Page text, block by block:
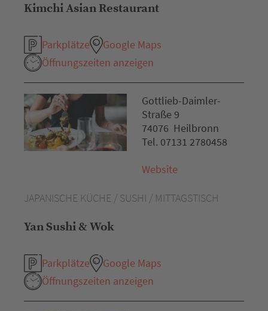
Kimchi Asian Restaurant
Parkplätze
Google Maps
Öffnungszeiten anzeigen
JAPANISCHE KÜCHE / SUSHI / MITTAGSTISCH
Yan Sushi & Wok
Parkplätze
Google Maps
Öffnungszeiten anzeigen
Gottlieb-Daimler-
Straße 9
74076 Heilbronn
Tel. 07131 2780458
Website